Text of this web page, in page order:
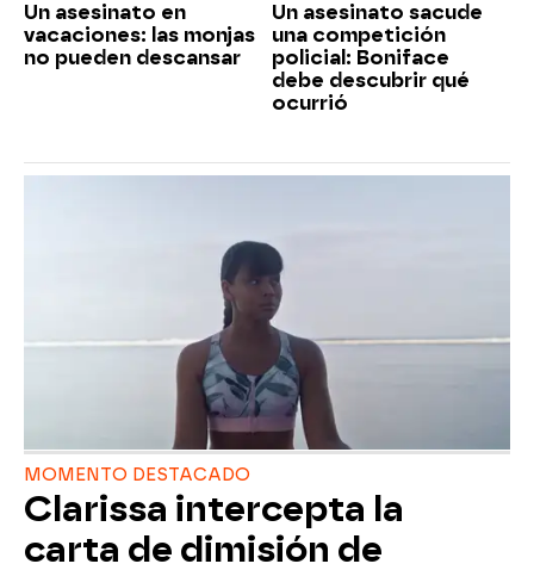
Un asesinato en
vacaciones: las monjas
no pueden descansar
Un asesinato sacude
una competición
policial: Boniface
debe descubrir qué
ocurrió
MOMENTO DESTACADO
Clarissa intercepta la
carta de dimisión de